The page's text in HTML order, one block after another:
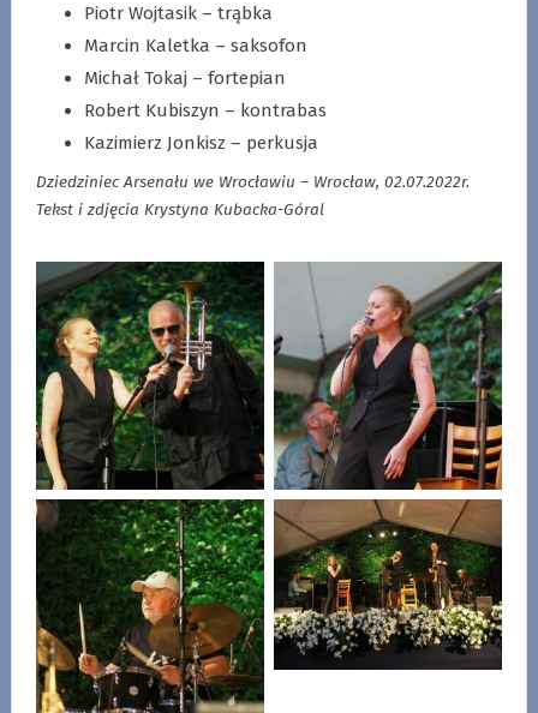
Piotr Wojtasik – trąbka
Marcin Kaletka – saksofon
Michał Tokaj – fortepian
Robert Kubiszyn – kontrabas
Kazimierz Jonkisz – perkusja
Dziedziniec Arsenału we Wrocławiu – Wrocław, 02.07.2022r.
Tekst i zdjęcia Krystyna Kubacka-Góral